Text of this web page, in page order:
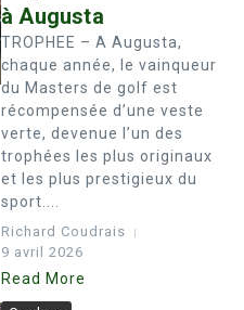
à Augusta
TROPHEE – A Augusta,
chaque année, le vainqueur
du Masters de golf est
récompensée d’une veste
verte, devenue l’un des
trophées les plus originaux
et les plus prestigieux du
sport....
Richard Coudrais
9 avril 2026
Read More